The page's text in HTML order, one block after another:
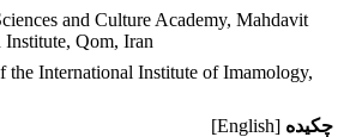
and Culture Academy, Mahdavit
Institute, Qom, Iran
the International Institute of Imamology,
چکیده [English]